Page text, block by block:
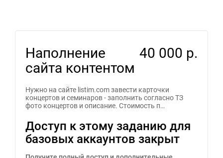
Наполнение
сайта контентом
40 000 р.
Нужно на сайте listim.com завести карточки
концертов и семинаров - заполнить согласно ТЗ
фото концертов и описание. Стоимость п…
Доступ к этому заданию для
базовых аккаунтов закрыт